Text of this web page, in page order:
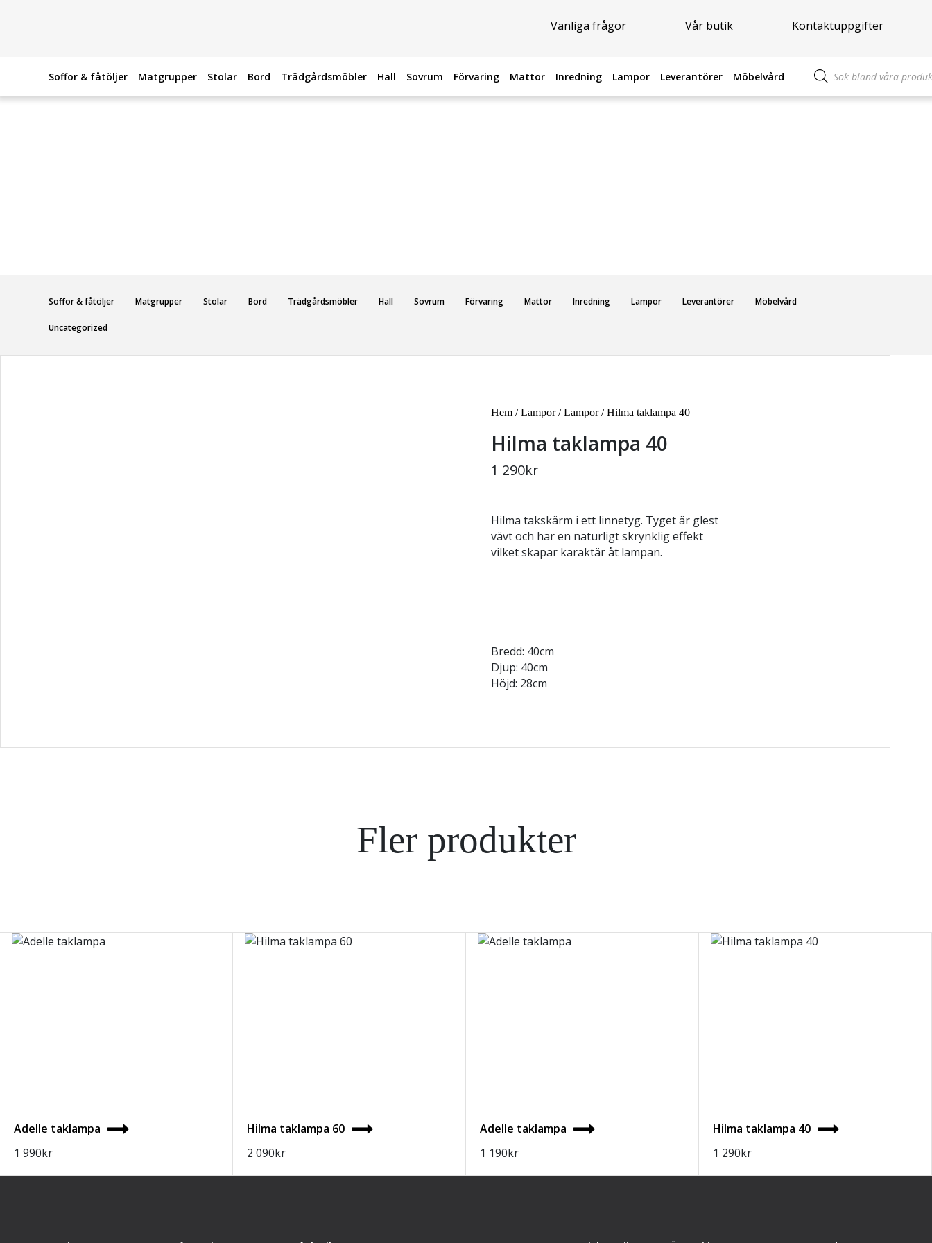
Vanliga frågor Vår butik Kontaktuppgifter
Soffor & fåtöljer Matgrupper Stolar Bord Trädgårdsmöbler Hall Sovrum Förvaring Mattor Inredning Lampor Leverantörer Möbelvård
Produktsökning
Soffor & fåtöljer Matgrupper Stolar Bord Trädgårdsmöbler Hall Sovrum Förvaring Mattor Inredning Lampor Leverantörer Möbelvård
Uncategorized
Hem /Lampor/Lampor/ Hilma taklampa 40
Hilma taklampa 40
1 290kr
Hilma takskärm i ett linnetyg. Tyget är glest
vävt och har en naturligt skrynklig effekt
vilket skapar karaktär åt lampan.
Bredd: 40cm
Djup: 40cm
Höjd: 28cm
Fler produkter
Adelle taklampa
1 990kr
Hilma taklampa 60
2 090kr
Adelle taklampa
1 190kr
Hilma taklampa 40
1 290kr